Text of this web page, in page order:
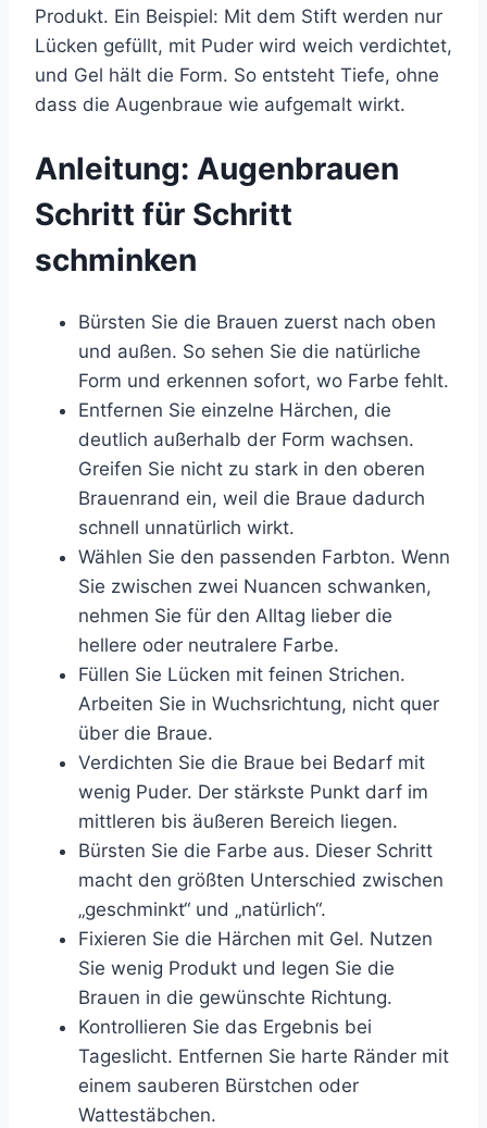
Produkt. Ein Beispiel: Mit dem Stift werden nur
Lücken gefüllt, mit Puder wird weich verdichtet,
und Gel hält die Form. So entsteht Tiefe, ohne
dass die Augenbraue wie aufgemalt wirkt.
Anleitung: Augenbrauen
Schritt für Schritt
schminken
Bürsten Sie die Brauen zuerst nach oben
und außen. So sehen Sie die natürliche
Form und erkennen sofort, wo Farbe fehlt.
Entfernen Sie einzelne Härchen, die
deutlich außerhalb der Form wachsen.
Greifen Sie nicht zu stark in den oberen
Brauenrand ein, weil die Braue dadurch
schnell unnatürlich wirkt.
Wählen Sie den passenden Farbton. Wenn
Sie zwischen zwei Nuancen schwanken,
nehmen Sie für den Alltag lieber die
hellere oder neutralere Farbe.
Füllen Sie Lücken mit feinen Strichen.
Arbeiten Sie in Wuchsrichtung, nicht quer
über die Braue.
Verdichten Sie die Braue bei Bedarf mit
wenig Puder. Der stärkste Punkt darf im
mittleren bis äußeren Bereich liegen.
Bürsten Sie die Farbe aus. Dieser Schritt
macht den größten Unterschied zwischen
„geschminkt“ und „natürlich“.
Fixieren Sie die Härchen mit Gel. Nutzen
Sie wenig Produkt und legen Sie die
Brauen in die gewünschte Richtung.
Kontrollieren Sie das Ergebnis bei
Tageslicht. Entfernen Sie harte Ränder mit
einem sauberen Bürstchen oder
Wattestäbchen.